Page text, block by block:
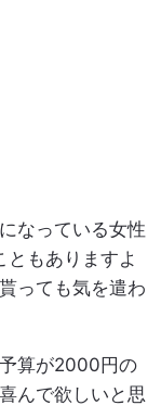
なっている女性
もありますよ
っても気を遣わ
算が2000円の
んで欲しいと思